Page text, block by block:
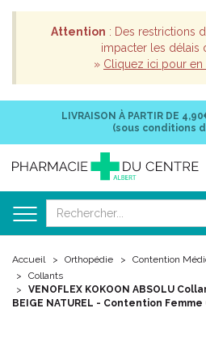
Attention : Des restrictions
impacter les délais
» Cliquez ici pour en
LIVRAISON À PARTIR DE
(sous conditions
Accueil Orthopédie Contention
Collants
VENOFLEX KOKOON ABSOLU
BEIGE NATUREL - Contention Femme